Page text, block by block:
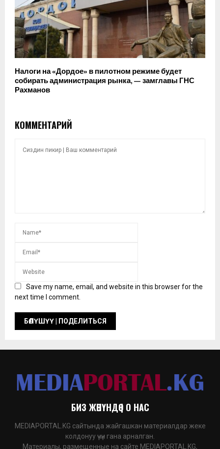
Налоги на «Дордое» в пилотном режиме будет
собирать администрация рынка, — замглавы ГНС
Рахманов
КОММЕНТАРИЙ
Save my name, email, and website in this browser for the
next time I comment.
БИЗ ЖӨНҮНДӨ | О НАС
MEDIAPORTAL.KG сайтында жайгашкан материалдар жеке
колдонуу үчүн гана арналган.
Материалы, размещенные на сайте MEDIAPORTAL.KG,